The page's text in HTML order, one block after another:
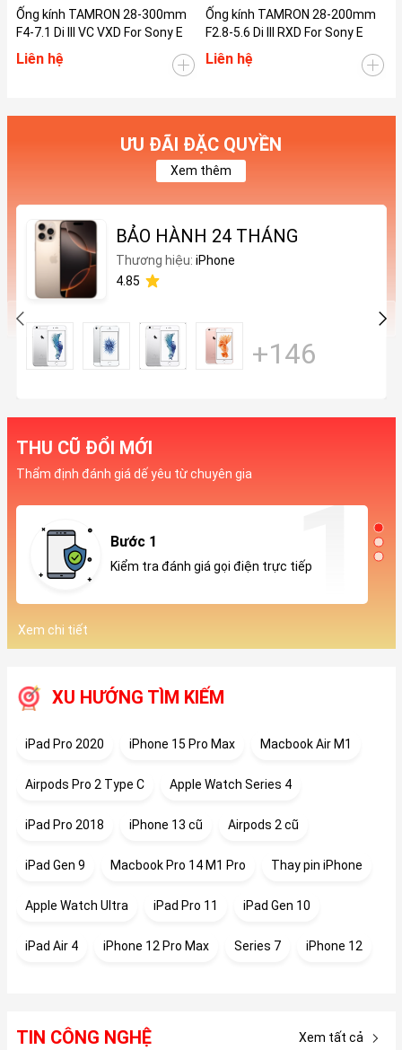
Ống kính TAMRON 28-300mm
F4-7.1 Di III VC VXD For Sony E
Liên hệ
Ống kính TAMRON 28-200mm
F2.8-5.6 Di III RXD For Sony E
Liên hệ
ƯU ĐÃI ĐẶC QUYỀN
Xem thêm
BẢO HÀNH 24 THÁNG
Thương hiệu: iPhone
4.85
+146
THU CŨ ĐỔI MỚI
Thẩm định đánh giá dế yêu từ chuyên gia
Xem chi tiết
Bước 1
Kiểm tra đánh giá gọi điện trực tiếp
XU HƯỚNG TÌM KIẾM
iPad Pro 2020 iPhone 15 Pro Max Macbook Air M1
Airpods Pro 2 Type C Apple Watch Series 4
iPad Pro 2018 iPhone 13 cũ Airpods 2 cũ
iPad Gen 9 Macbook Pro 14 M1 Pro Thay pin iPhone
Apple Watch Ultra iPad Pro 11 iPad Gen 10
iPad Air 4 iPhone 12 Pro Max Series 7 iPhone 12
TIN CÔNG NGHỆ Xem tất cả